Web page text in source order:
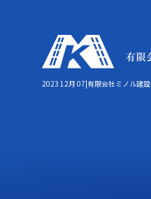
2023 12月 07|有限会社ミノル建設